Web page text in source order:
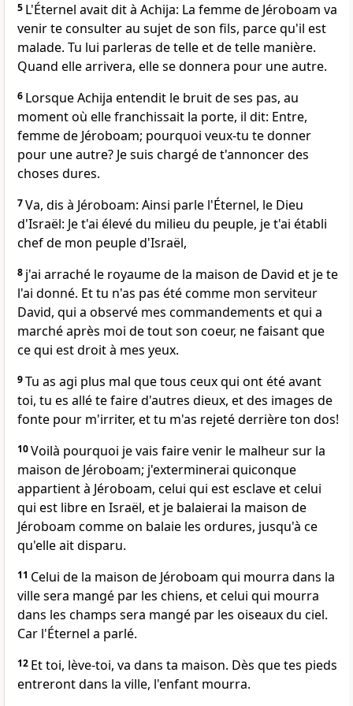
5 L'Éternel avait dit à Achija: La femme de Jéroboam va
venir te consulter au sujet de son fils, parce qu'il est
malade. Tu lui parleras de telle et de telle manière.
Quand elle arrivera, elle se donnera pour une autre.
6 Lorsque Achija entendit le bruit de ses pas, au
moment où elle franchissait la porte, il dit: Entre,
femme de Jéroboam; pourquoi veux-tu te donner
pour une autre? Je suis chargé de t'annoncer des
choses dures.
7Va, dis à Jéroboam: Ainsi parle l'Éternel, le Dieu
d'Israël: Je t'ai élevé du milieu du peuple, je t'ai établi
chef de mon peuple d'Israël,
8 j'ai arraché le royaume de la maison de David et je te
l'ai donné. Et tu n'as pas été comme mon serviteur
David, qui a observé mes commandements et qui a
marché après moi de tout son coeur, ne faisant que
ce qui est droit à mes yeux.
9Tu as agi plus mal que tous ceux qui ont été avant
toi, tu es allé te faire d'autres dieux, et des images de
fonte pour m'irriter, et tu m'as rejeté derrière ton dos!
10Voilà pourquoi je vais faire venir le malheur sur la
maison de Jéroboam; j'exterminerai quiconque
appartient à Jéroboam, celui qui est esclave et celui
qui est libre en Israël, et je balaierai la maison de
Jéroboam comme on balaie les ordures, jusqu'à ce
qu'elle ait disparu.
11 Celui de la maison de Jéroboam qui mourra dans la
ville sera mangé par les chiens, et celui qui mourra
dans les champs sera mangé par les oiseaux du ciel.
Car l'Éternel a parlé.
12 Et toi, lève-toi, va dans ta maison. Dès que tes pieds
entreront dans la ville, l'enfant mourra.